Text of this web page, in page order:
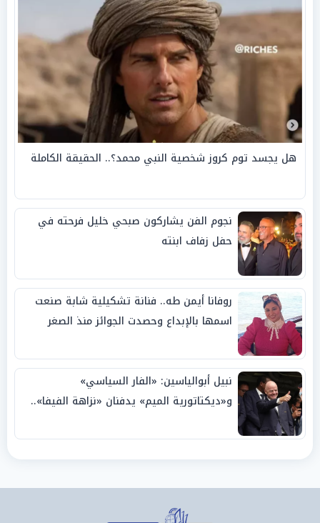
هل يجسد توم كروز شخصية النبي محمد؟.. الحقيقة الكاملة
نجوم الفن يشاركون صبحي خليل فرحته في
حفل زفاف ابنته
روفانا أيمن طه.. فنانة تشكيلية شابة صنعت
اسمها بالإبداع وحصدت الجوائز منذ الصغر
نبيل أبوالياسين: «الفار السياسي»
و«ديكتاتورية الميم» يدفنان «نزاهة الفيفا»..